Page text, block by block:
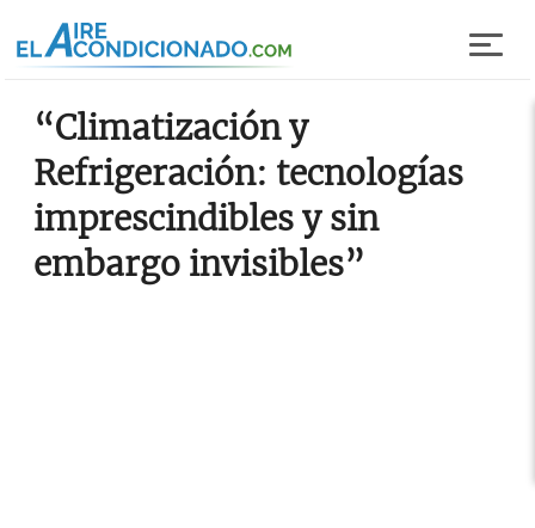
“Climatización y
Refrigeración: tecnologías
imprescindibles y sin
embargo invisibles”